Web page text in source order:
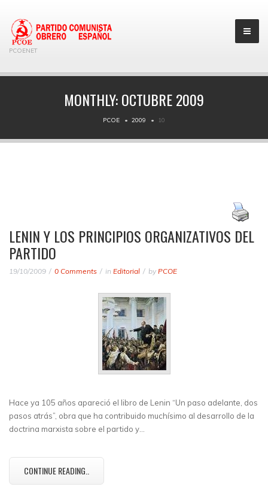
PCOENET
MONTHLY:OCTUBRE 2009
PCOE 2009 10
LENIN Y LOS PRINCIPIOS ORGANIZATIVOS DEL
PARTIDO
19/10/2009 0 Comments in Editorial by PCOE
Hace ya 105 años apareció el libro de Lenin “Un paso adelante, dos
pasos atrás”, obra que ha contribuido muchísimo al desarrollo de la
doctrina marxista sobre el partido y…
CONTINUE READING..